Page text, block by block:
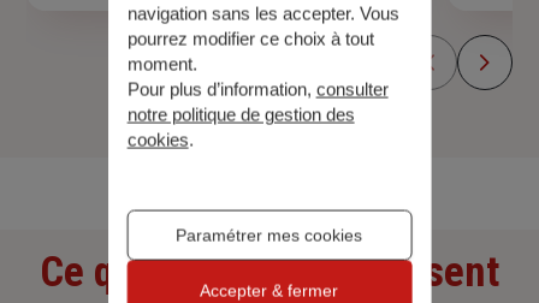
Découvrir toutes nos offres
Ce que nos clients pensent
navigation sans les accepter. Vous
pourrez modifier ce choix à tout
moment.
Pour plus d’information, consulter
notre politique de gestion des
cookies.
Paramétrer mes cookies
Accepter & fermer